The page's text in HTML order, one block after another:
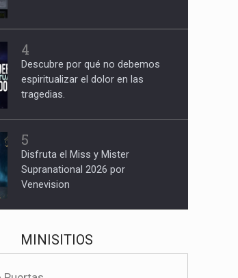
4
Descubre por qué no debemos
espiritualizar el dolor en las
tragedias.
5
Disfruta el Miss y Mister
Supranational 2026 por
Venevision
MINISITIOS